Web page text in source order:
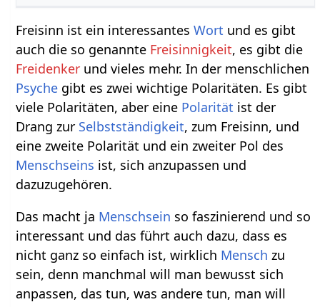
Freisinn ist ein interessantesWort und es gibt
auch die so genannte Freisinnigkeit, es gibt die
Freidenker und vieles mehr. In der menschlichen
Psyche gibt es zwei wichtige Polaritäten. Es gibt
viele Polaritäten, aber eine Polarität ist der
Drang zur Selbstständigkeit, zum Freisinn, und
eine zweite Polarität und ein zweiter Pol des
Menschseins ist, sich anzupassen und
dazuzugehören.
Das macht ja Menschsein so faszinierend und so
interessant und das führt auch dazu, dass es
nicht ganz so einfach ist, wirklich Mensch zu
sein, denn manchmal will man bewusst sich
anpassen, das tun, was andere tun, man will